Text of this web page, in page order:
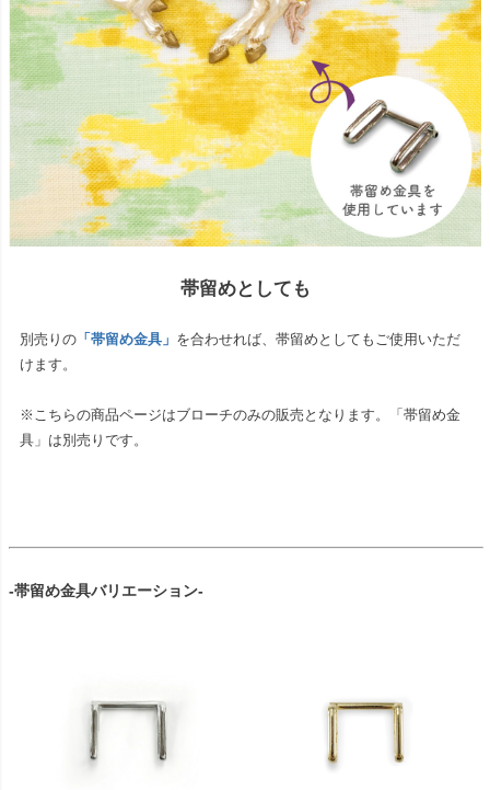
帯留めとしても
別売りの 「帯留め金具」 を合わせれば、帯留めとしてもご使用いただ
けます。
※こちらの商品ページはブローチのみの販売となります。「帯留め金
具」は別売りです。
-帯留め金具バリエーション-